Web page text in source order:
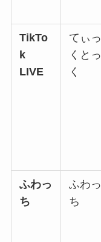
TikTo
k
LIVE
てぃっ
くとっ
く
ふわっ
ち
ふわっ
ち